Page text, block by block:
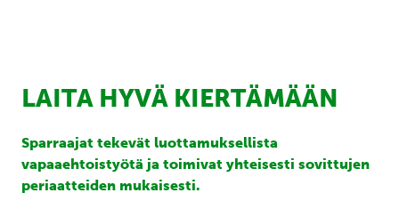
LAITA HYVÄ KIERTÄMÄÄN
Sparraajat tekevät luottamuksellista
vapaaehtoistyötä ja toimivat yhteisesti sovittujen
periaatteiden mukaisesti.